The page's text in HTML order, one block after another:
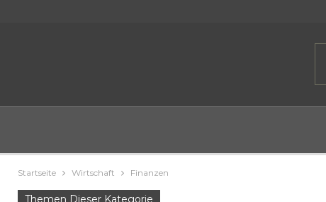
Startseite Wirtschaft Finanzen
Themen Dieser Kategorie